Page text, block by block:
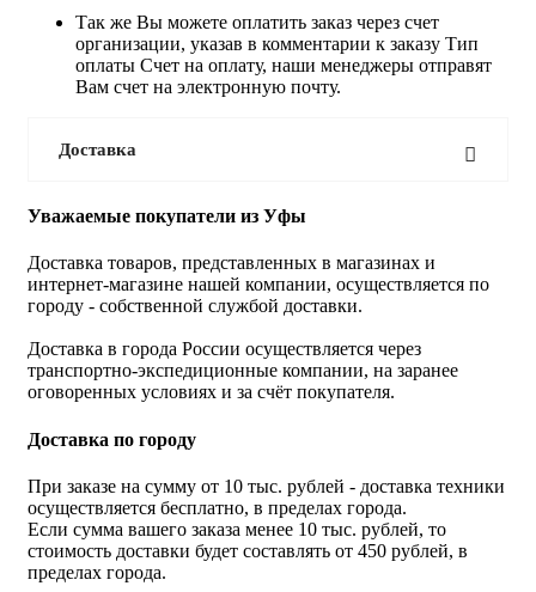
Так же Вы можете оплатить заказ через счет
организации, указав в комментарии к заказу Тип
оплаты Счет на оплату, наши менеджеры отправят
Вам счет на электронную почту.
Доставка
Уважаемые покупатели из Уфы
Доставка товаров, представленных в магазинах и
интернет-магазине нашей компании, осуществляется по
городу - собственной службой доставки.
Доставка в города России осуществляется через
транспортно-экспедиционные компании, на заранее
оговоренных условиях и за счёт покупателя.
Доставка по городу
При заказе на сумму от 10 тыс. рублей - доставка техники
осуществляется бесплатно, в пределах города.
Если сумма вашего заказа менее 10 тыс. рублей, то
стоимость доставки будет составлять от 450 рублей, в
пределах города.